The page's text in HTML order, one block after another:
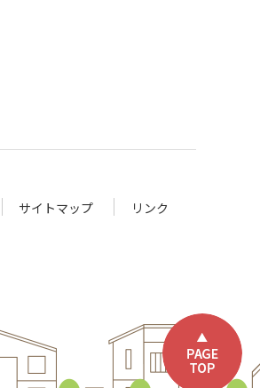
サイトマップ リンク